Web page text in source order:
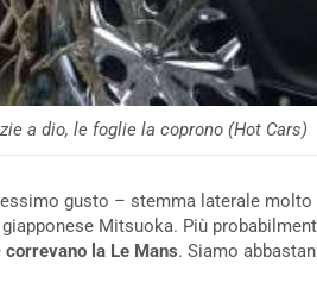
a dio, le foglie la coprono (Hot Cars)
gusto – stemma laterale
Mitsuoka. Più
correvano la Le Mans. Siamo